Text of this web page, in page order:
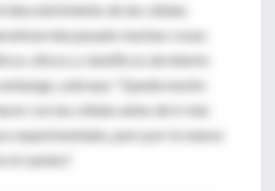
descubrimiento de las células
han pasado muchas cosas:
éticos y científicos de interés
embargo, subraya: “Queda mucho
con las células antes de ir más
experimentales, pero por lo menos
camino”.